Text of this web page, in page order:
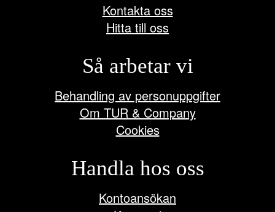
Kontakta oss
Hitta till oss
Så arbetar vi
Behandling av personuppgifter
Om TUR & Company
Cookies
Handla hos oss
Kontoansökan